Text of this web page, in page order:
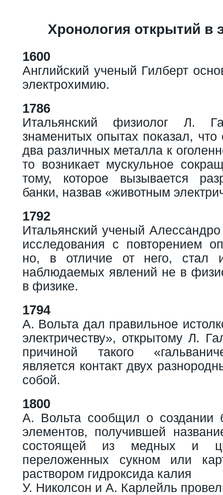
Хронология открытий в
1600
Английский ученый Гилберт
электрохимию.
1786
Итальянский физиолог Л.
знаменитых опытах показал, что
два различных металла к
то возникает мускульное
тому, которое вызывается
банки, назвав «животным
1792
Итальянский ученый
исследования с повторением
но, в отличие от него, стал
наблюдаемых явлений не в
в физике.
1794
А. Вольта дал правильное
электричеству», открытому Л.
причиной такого
является контакт двух
собой.
1800
А. Вольта сообщил о создании
элементов, получившей
состоящей из медных и
переложенных сукном или
раствором гидроксида калия
У. Николсон и А. Карлейль